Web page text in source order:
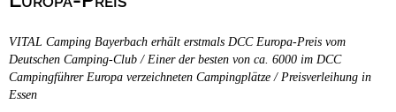
Touristik
VITAL Camping Bayerbach erhält erstmals DCC Europa-Preis vom
Deutschen Camping-Club / Einer der besten von ca. 6000 im DCC
Campingführer Europa verzeichneten Campingplätze / Preisverleihung in
Essen